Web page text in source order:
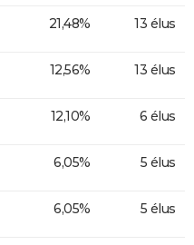
21,48% 13 élus
12,56% 13 élus
12,10% 6 élus
6,05% 5 élus
6,05% 5 élus